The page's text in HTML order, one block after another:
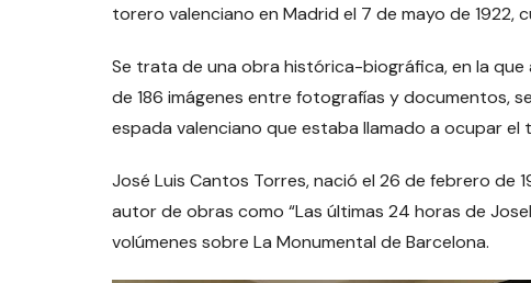
torero valenciano en Madrid el 7 de mayo de 1922,
Se trata de una obra histórica-biográfica, en la
de 186 imágenes entre fotografías y documentos,
espada valenciano que estaba llamado a ocupar
José Luis Cantos Torres, nació el 26 de febrero de
autor de obras como “Las últimas 24 horas de
volúmenes sobre La Monumental de Barcelona.